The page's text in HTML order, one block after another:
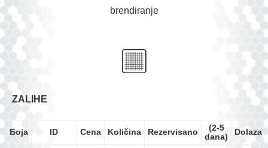
brendiranje
ZALIHE
Боја ID Cena Količina Rezervisano
(2-5
dana)
Dolazak